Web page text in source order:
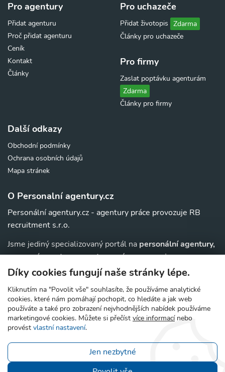
Díky cookies fungují naše stránky lépe.
Kliknutím na "Povolit vše" souhlasíte, že používáme analytické
cookies, které nám pomáhají pochopit, co hledáte a jak web
používáte a také pro zobrazení nejvhodnějších nabídek používáme
marketingové cookies. Můžete si přečíst více informacínebo
provést vlastní nastavení.
Jen nezbytné
Pro agentury
Přidat agenturu
Proč přidat agenturu
Ceník
Kontakt
Články
Pro uchazeče
Přidat životopis Zdarma
Články pro uchazeče
Pro firmy
Zaslat poptávku agenturám
Zdarma
Články pro firmy
Další odkazy
Obchodní podmínky
Ochrana osobních údajů
Mapa stránek
O Personalní agentury.cz
Personální agentury.cz - agentury práce provozuje RB
recruitment s.r.o.
Jsme jediný specializovaný portál na personální agentury,
pracovní agentury, agentury práce a au-pairagentury v
ČR. Navíc u nás najdete jednoduchý přehled agentur,
© 2006 - 2026 Personální agentury.cz - prověřené